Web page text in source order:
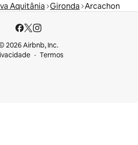
Aquitânia Gironda Arcachon
2026 Airbnb, Inc.
Termos